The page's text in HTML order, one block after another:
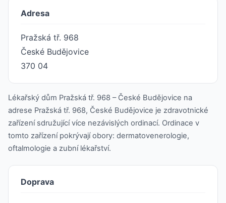
Adresa
Pražská tř. 968
České Budějovice
370 04
Lékařský dům Pražská tř. 968 – České Budějovice na
adrese Pražská tř. 968, České Budějovice je zdravotnické
zařízení sdružující více nezávislých ordinací. Ordinace v
tomto zařízení pokrývají obory: dermatovenerologie,
oftalmologie a zubní lékařství.
Doprava